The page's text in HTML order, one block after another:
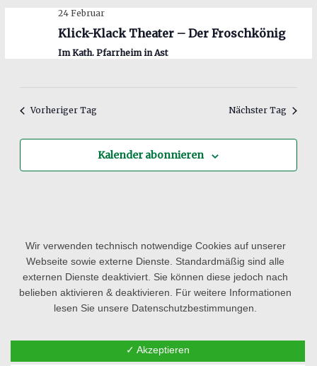
24 Februar
Klick-Klack Theater – Der Froschkönig
Im Kath. Pfarrheim in Ast
Vorheriger Tag Nächster Tag
Kalender abonnieren
Kinderhaus St. Georg
Datenschutz
Wir verwenden technisch notwendige Cookies auf unserer
Webseite sowie externe Dienste. Standardmäßig sind alle
externen Dienste deaktiviert. Sie können diese jedoch nach
belieben aktivieren & deaktivieren. Für weitere Informationen
lesen Sie unsere Datenschutzbestimmungen.
✓ Akzeptieren